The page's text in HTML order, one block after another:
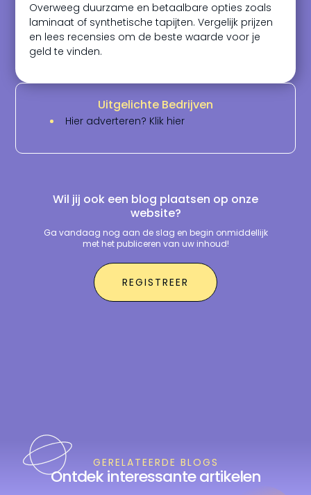
Overweeg duurzame en betaalbare opties zoals
laminaat of synthetische tapijten. Vergelijk prijzen
en lees recensies om de beste waarde voor je
geld te vinden.
Uitgelichte Bedrijven
Hier adverteren? Klik hier
Wil jij ook een blog plaatsen op onze
website?
Ga vandaag nog aan de slag en begin onmiddellijk
met het publiceren van uw inhoud!
REGISTREER
GERELATEERDE BLOGS
Ontdek interessante artikelen